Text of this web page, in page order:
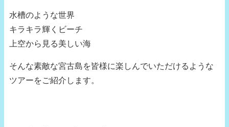
水槽のような世界
キラキラ輝くビーチ
上空から見る美しい海
そんな素敵な宮古島を皆様に楽しんでいただけるような
ツアーをご紹介します。